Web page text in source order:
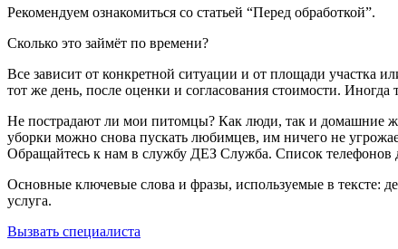
Рекомендуем ознакомиться со статьей “Перед обработкой”.
Сколько это займёт по времени?
Все зависит от конкретной ситуации и от площади участка
тот же день, после оценки и согласования стоимости.
Не пострадают ли мои питомцы? Как люди, так и домашние
уборки можно снова пускать любимцев, им ничего не
Обращайтесь к нам в службу ДЕЗ Служба. Список телефонов
Основные ключевые слова и фразы, используемые в тексте:
услуга.
Вызвать специалиста